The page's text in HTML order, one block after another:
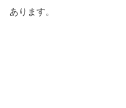
あります。